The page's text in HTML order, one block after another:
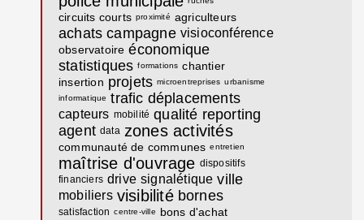
circuits courts proximité agriculteurs
achats campagne visioconférence
observatoire économique
statistiques formations chantier
insertion projets microentreprises urbanisme
informatique trafic déplacements
capteurs mobilité qualité reporting
agent data zones activités
communauté de communes entretien
maîtrise d'ouvrage dispositifs
financiers drive signalétique ville
mobiliers visibilité bornes
satisfaction centre-ville bons d'achat